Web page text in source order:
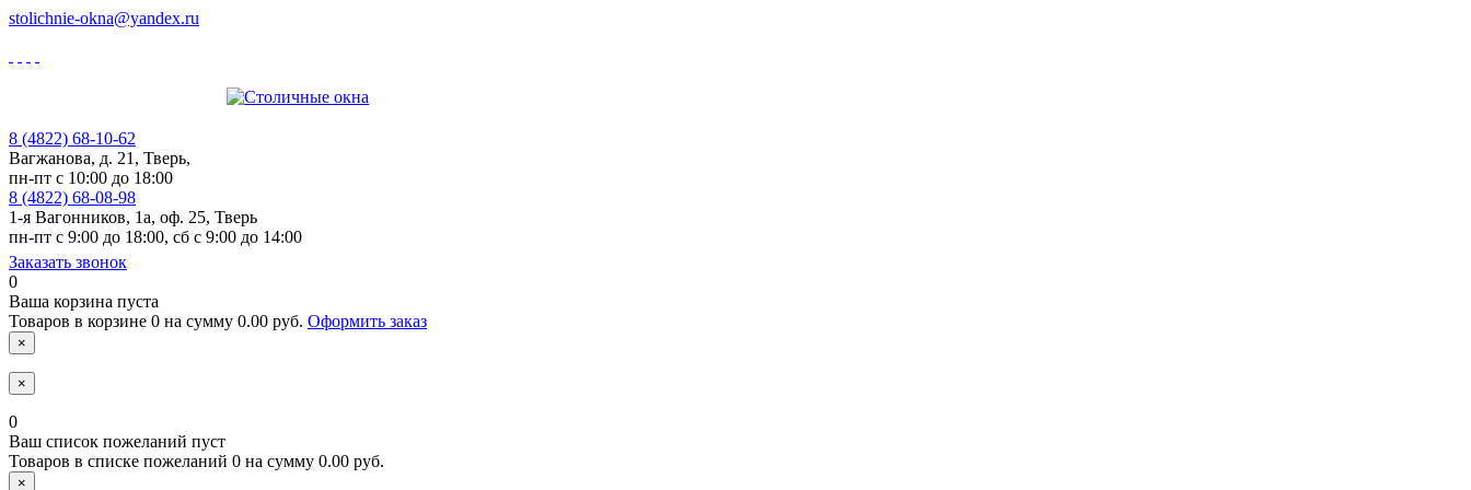
stolichnie-okna@yandex.ru
8 (4822) 68-10-62
Вагжанова, д. 21, Тверь,
пн-пт с 10:00 до 18:00
8 (4822) 68-08-98
1-я Вагонников, 1а, оф. 25, Тверь
пн-пт с 9:00 до 18:00, cб с 9:00 до 14:00
Заказать звонок
0
Ваша корзина пуста
Товаров в корзине 0 на сумму 0.00 руб. Оформить заказ
×
×
0
Ваш список пожеланий пуст
Товаров в списке пожеланий 0 на сумму 0.00 руб.
×